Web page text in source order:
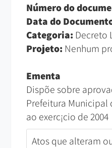
Número do
Data do
Categoria: Decreto
Projeto: Nenhum
Ementa
Dispõe sobre
Prefeitura Municipal
ao exerc¡cio de 2004
Atos que alteram